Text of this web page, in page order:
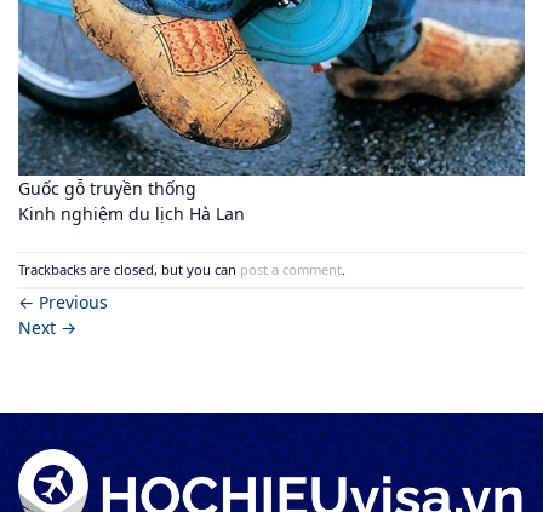
Guốc gỗ truyền thống
Kinh nghiệm du lịch Hà Lan
Trackbacks are closed, but you can post a comment
← Previous
Next →